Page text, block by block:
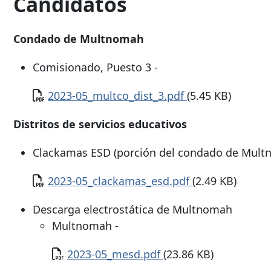
Condado de Multnomah
Comisionado, Puesto 3 -
Documento
2023-05_multco_dist_3.pdf(5.45 KB)
Distritos de servicios educativos
Clackamas ESD (porción del condado de
Documento
2023-05_clackamas_esd.pdf(2.49 KB)
Descarga electrostática de Multnomah
Multnomah -
Documento
2023-05_mesd.pdf(23.86 KB)